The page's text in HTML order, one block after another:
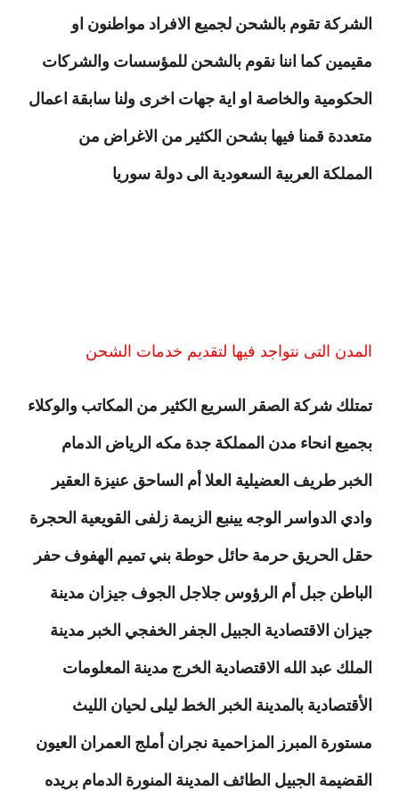
الشركة تقوم بالشحن لجميع الافراد مواطنون او
مقيمين كما اننا نقوم بالشحن للمؤسسات والشركات
الحكومية والخاصة او اية جهات اخرى ولنا سابقة اعمال
متعددة قمنا فيها بشحن الكثير من الاغراض من
المملكة العربية السعودية الى دولة سوريا
المدن التى نتواجد فيها لتقديم خدمات الشحن
تمتلك شركة الصقر السريع الكثير من المكاتب والوكلاء
بجميع انحاء مدن المملكة جدة مكه الرياض الدمام
الخبر طريف العضيلية العلا أم الساحق عنيزة العقير
وادي الدواسر الوجه يينبع الزيمة زلفى القويعية الحجرة
حقل الحريق حرمة حائل حوطة بني تميم الهفوف حفر
الباطن جبل أم الرؤوس جلاجل الجوف جيزان مدينة
جيزان الاقتصادية الجبيل الجفر الخفجي الخبر مدينة
الملك عبد الله الاقتصادية الخرج مدينة المعلومات
الأقتصادية بالمدينة الخبر الخط ليلى لحيان الليث
مستورة المبرز المزاحمية نجران أملج العمران العيون
القضيمة الجبيل الطائف المدينة المنورة الدمام بريده